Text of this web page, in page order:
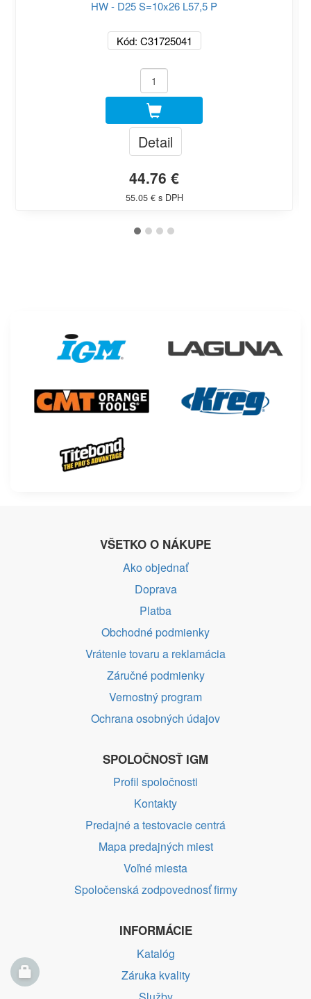
HW - D25 S=10x26 L57,5 P
Kód: C31725041
Detail
44.76 €
55.05 € s DPH
VŠETKO O NÁKUPE
Ako objednať
Doprava
Platba
Obchodné podmienky
Vrátenie tovaru a reklamácia
Záručné podmienky
Vernostný program
Ochrana osobných údajov
SPOLOČNOSŤ IGM
Profil spoločnosti
Kontakty
Predajné a testovacie centrá
Mapa predajných miest
Voľné miesta
Spoločenská zodpovednosť firmy
INFORMÁCIE
Katalóg
Záruka kvality